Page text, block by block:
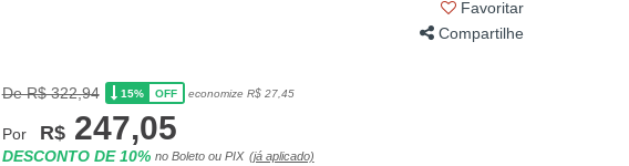
Favoritar
Compartilhe
De R$ 322,94 15% OFF economize R$ 27,45
Por R$ 247,05
DESCONTO DE 10% no Boleto ou PIX (já aplicado)